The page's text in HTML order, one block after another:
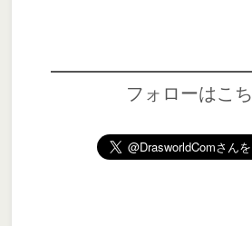
フォローはこ